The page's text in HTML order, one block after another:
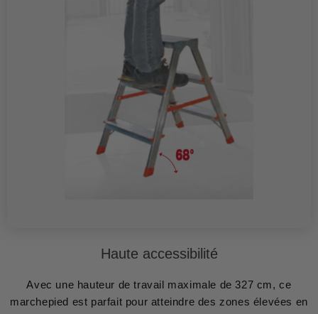
Haute accessibilité
Avec une hauteur de travail maximale de 327 cm, ce
marchepied est parfait pour atteindre des zones élevées en